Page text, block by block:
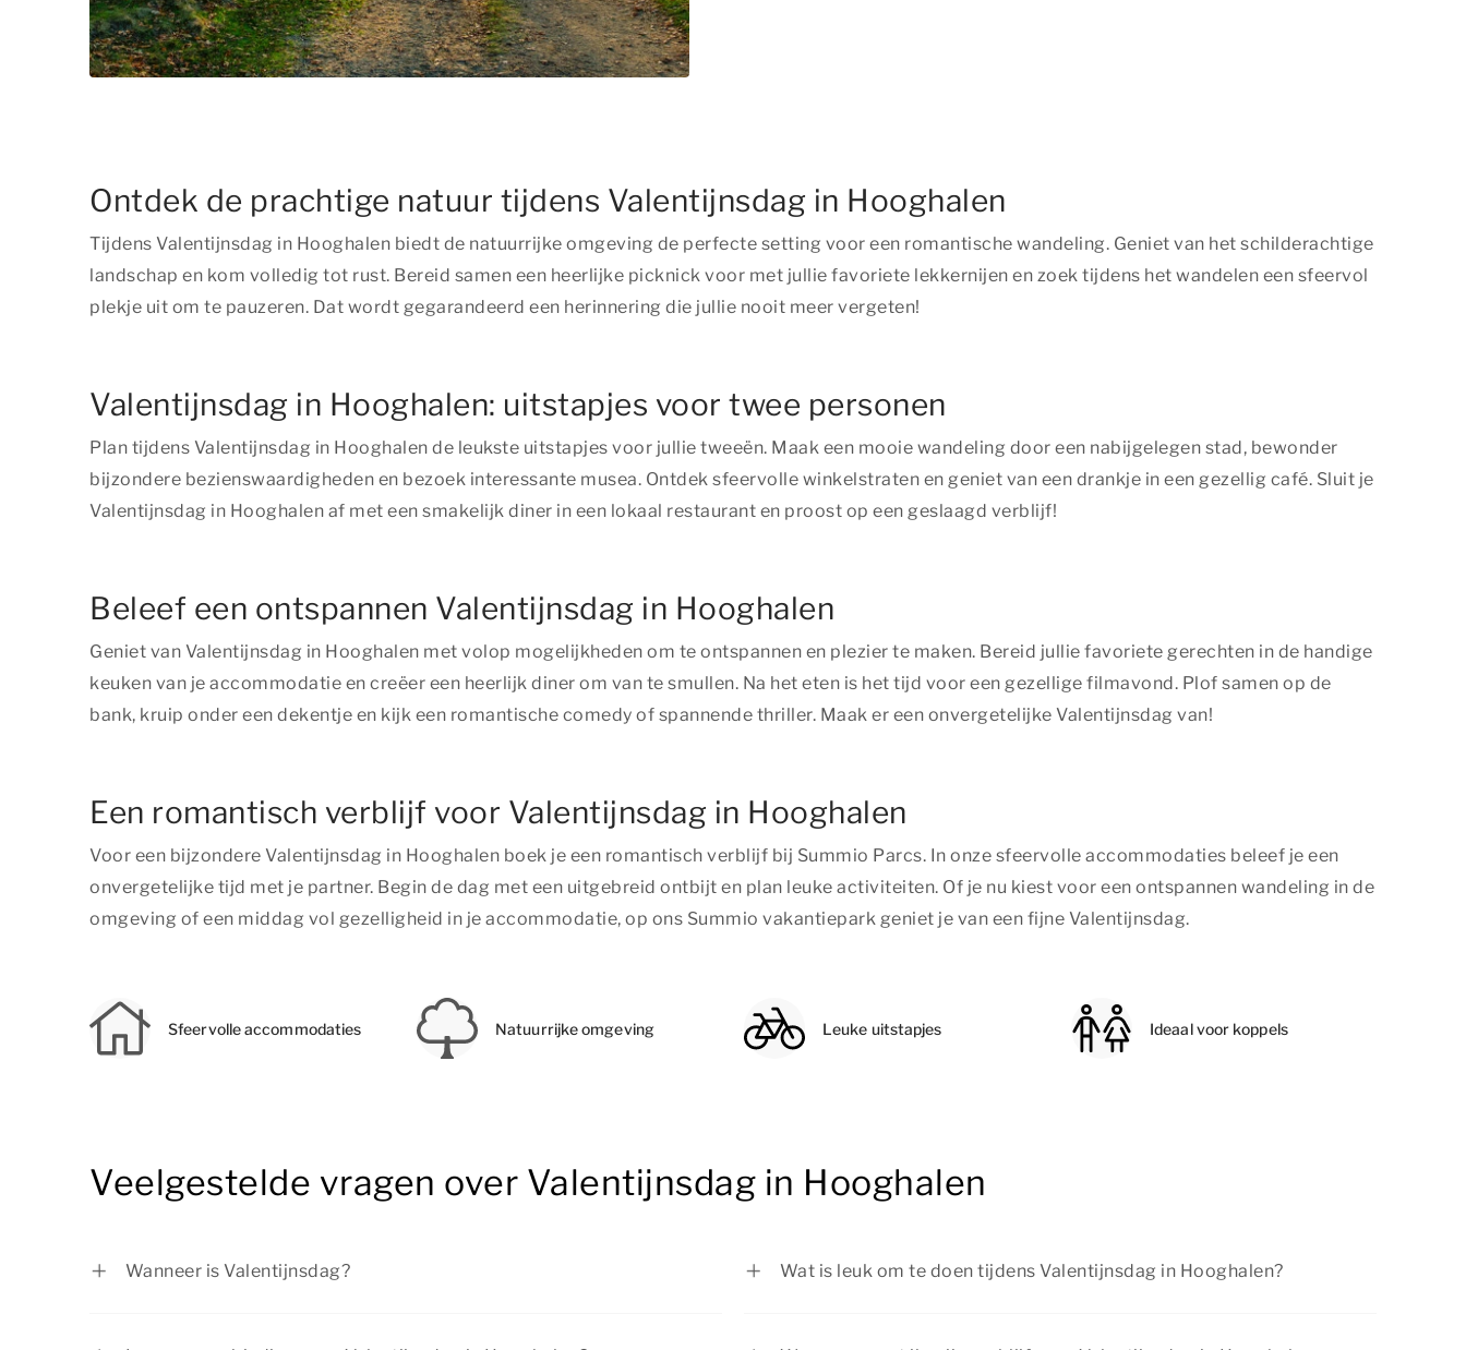
Ontdek de prachtige natuur tijdens Valentijnsdag in Hooghalen
Tijdens Valentijnsdag in Hooghalen biedt de natuurrijke omgeving de perfecte setting voor een romantische wandeling. Geniet van het schilderachtige
landschap en kom volledig tot rust. Bereid samen een heerlijke picknick voor met jullie favoriete lekkernijen en zoek tijdens het wandelen een sfeervol
plekje uit om te pauzeren. Dat wordt gegarandeerd een herinnering die jullie nooit meer vergeten!
Valentijnsdag in Hooghalen: uitstapjes voor twee personen
Plan tijdens Valentijnsdag in Hooghalen de leukste uitstapjes voor jullie tweeën. Maak een mooie wandeling door een nabijgelegen stad, bewonder
bijzondere bezienswaardigheden en bezoek interessante musea. Ontdek sfeervolle winkelstraten en geniet van een drankje in een gezellig café. Sluit je
Valentijnsdag in Hooghalen af met een smakelijk diner in een lokaal restaurant en proost op een geslaagd verblijf!
Beleef een ontspannen Valentijnsdag in Hooghalen
Geniet van Valentijnsdag in Hooghalen met volop mogelijkheden om te ontspannen en plezier te maken. Bereid jullie favoriete gerechten in de handige
keuken van je accommodatie en creëer een heerlijk diner om van te smullen. Na het eten is het tijd voor een gezellige filmavond. Plof samen op de
bank, kruip onder een dekentje en kijk een romantische comedy of spannende thriller. Maak er een onvergetelijke Valentijnsdag van!
Een romantisch verblijf voor Valentijnsdag in Hooghalen
Voor een bijzondere Valentijnsdag in Hooghalen boek je een romantisch verblijf bij Summio Parcs. In onze sfeervolle accommodaties beleef je een
onvergetelijke tijd met je partner. Begin de dag met een uitgebreid ontbijt en plan leuke activiteiten. Of je nu kiest voor een ontspannen wandeling in de
omgeving of een middag vol gezelligheid in je accommodatie, op ons Summio vakantiepark geniet je van een fijne Valentijnsdag.
Sfeervolle accommodaties Natuurrijke omgeving Leuke uitstapjes Ideaal voor koppels
Veelgestelde vragen over Valentijnsdag in Hooghalen
Wanneer is Valentijnsdag?
Wat is leuk om te doen tijdens Valentijnsdag in Hooghalen?